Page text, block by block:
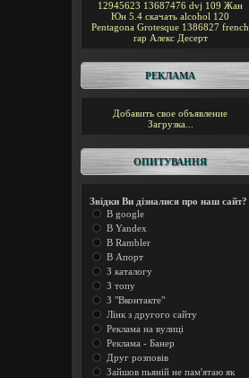
12945623 13687476 dvj 109 Жан
Юн 5.4 скачать alcohol 120
Pentagona Grotesque 1386827 french
rap Алекс Десерт
РЕКЛАМА
Добавить свое объявление
Загрузка...
ОПИТУВАННЯ
Звідки Ви дізналися про наш сайт?
В google
В Yandex
В Rambler
В Апорт
З каталогу
З топу
З "Вконтакте"
Лінк з другого сайту
Реклама на вулиці
Реклама - Банер
Друг розповів
Зайшов пьяній не пам'ятаю як